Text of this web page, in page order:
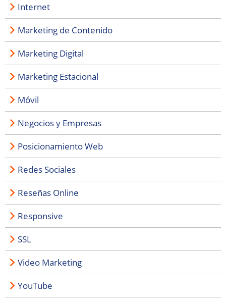
Internet
Marketing de Contenido
Marketing Digital
Marketing Estacional
Móvil
Negocios y Empresas
Posicionamiento Web
Redes Sociales
Reseñas Online
Responsive
SSL
Video Marketing
YouTube